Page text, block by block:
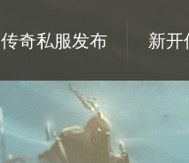
传奇私服发布 新开